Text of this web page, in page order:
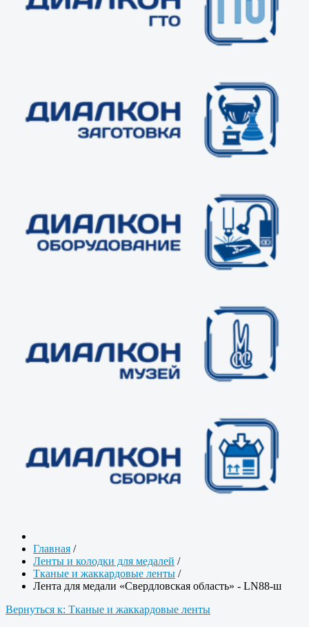
Главная /
Ленты и колодки для медалей /
Тканые и жаккардовые ленты /
Лента для медали «Свердловская область» - LN88-ш
Вернуться к: Тканые и жаккардовые ленты